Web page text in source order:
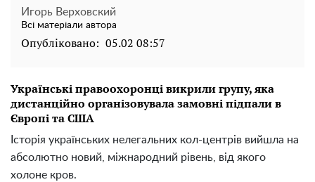
Игорь Верховский
Всі матеріали автора
Опубліковано: 05.02 08:57
Українські правоохоронці викрили групу, яка
дистанційно організовувала замовні підпали в
Європі та США
Історія українських нелегальних кол-центрів вийшла на
абсолютно новий, міжнародний рівень, від якого
холоне кров.